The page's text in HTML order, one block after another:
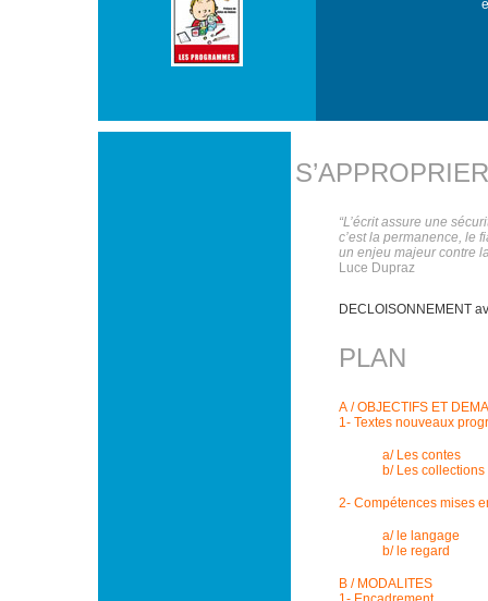
“L’écrit assure une
c’est la permanence, le
un enjeu majeur contre
Luce Dupraz
DECLOISONNEMENT
PLAN
A / OBJECTIFS ET
1- Textes nouveaux
a/ Les contes
b/ Les
2- Compétences mises
a/ le langage
b/ le regard
B / MODALITES